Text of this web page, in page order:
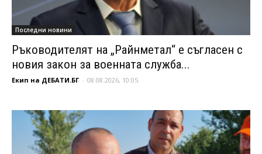
Последни новини
Ръководителят на „Райнметал“ е съгласен с
новия закон за военната служба...
Екип на ДЕБАТИ.БГ - 08.08.2026, 10:05